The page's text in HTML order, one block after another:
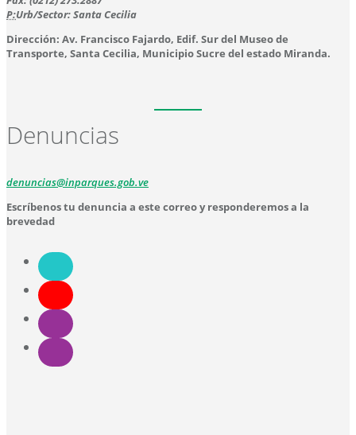
P:Urb/Sector: Santa Cecilia
Dirección: Av. Francisco Fajardo, Edif. Sur del Museo de
Transporte, Santa Cecilia, Municipio Sucre del estado Miranda.
Denuncias
denuncias@inparques.gob.ve
Escríbenos tu denuncia a este correo y responderemos a la
brevedad